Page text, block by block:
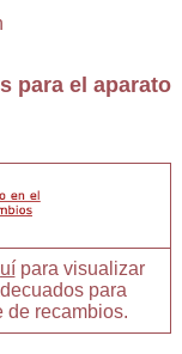
para el aparato
para visualizar
para
de recambios.